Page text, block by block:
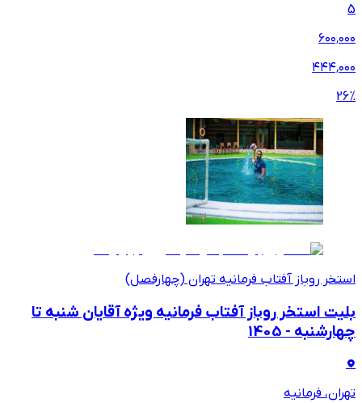
5
۶۰۰٬۰۰۰
۴۴۴٬۰۰۰
26%
استخر روباز آفتاب فرمانیه تهران (چهارفصل)
بلیت استخر روباز آفتاب فرمانیه ویژه آقایان شنبه تا
چهارشنبه - 1405
تهران، فرمانیه